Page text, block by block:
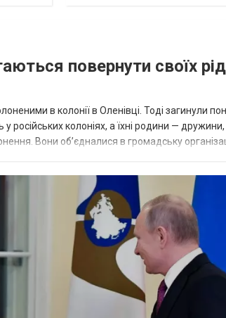
повернути своїх
в колонії в Оленівці. Тоді загинули
колоніях, а їхні родини — дружини,
Вони об’єдналися в громадську